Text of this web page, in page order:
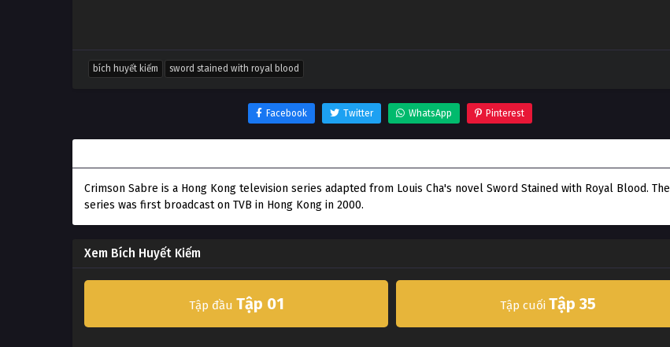
bích huyết kiếm sword stained with royal blood
Facebook Twitter WhatsApp Pinterest
Crimson Sabre is a Hong Kong television series adapted from Louis Cha's novel Sword Stained with Royal Blood. The
series was first broadcast on TVB in Hong Kong in 2000.
Xem Bích Huyết Kiếm
Tập đầu Tập 01 Tập cuối Tập 35